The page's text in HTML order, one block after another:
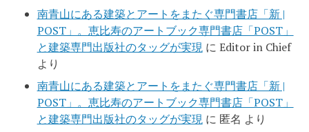
南青山にある建築とアートをまたぐ専門書店「新 |
POST」。恵比寿のアートブック専門書店「POST」
と建築専門出版社のタッグが実現に Editor in Chief
より
南青山にある建築とアートをまたぐ専門書店「新 |
POST」。恵比寿のアートブック専門書店「POST」
と建築専門出版社のタッグが実現に 匿名 より